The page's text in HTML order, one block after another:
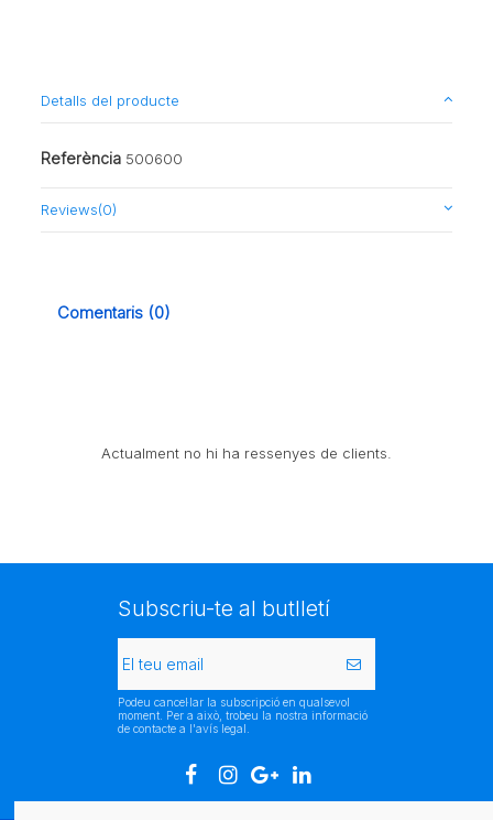
Detalls del producte
Referència 500600
Reviews(0)
Comentaris (0)
Actualment no hi ha ressenyes de clients.
Subscriu-te al butlletí
Podeu cancel·lar la subscripció en qualsevol
moment. Per a això, trobeu la nostra informació
de contacte a l'avís legal.